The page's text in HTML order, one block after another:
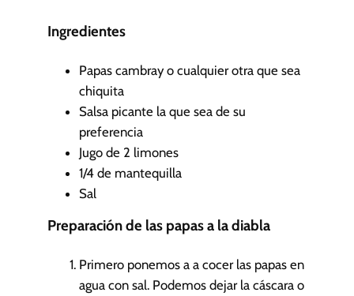
n
o
s
Ingredientes
Papas cambray o cualquier otra que sea
chiquita
Salsa picante la que sea de su
preferencia
Jugo de 2 limones
1/4 de mantequilla
Sal
Preparación de las papas a la diabla
Primero ponemos a a cocer las papas en
agua con sal. Podemos dejar la cáscara o